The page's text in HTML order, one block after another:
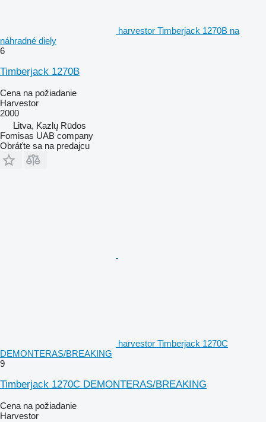
harvestor Timberjack 1270B na
náhradné diely
6
Timberjack 1270B
Cena na požiadanie
Harvestor
2000
Litva, Kazlų Rūdos
Fomisas UAB company
Obráťte sa na predajcu
harvestor Timberjack 1270C
DEMONTERAS/BREAKING
9
Timberjack 1270C DEMONTERAS/BREAKING
Cena na požiadanie
Harvestor